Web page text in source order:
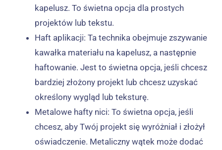
kapelusz. To świetna opcja dla prostych
projektów lub tekstu.
Haft aplikacji: Ta technika obejmuje zszywanie
kawałka materiału na kapelusz, a następnie
haftowanie. Jest to świetna opcja, jeśli chcesz
bardziej złożony projekt lub chcesz uzyskać
określony wygląd lub teksturę.
Metalowe hafty nici: To świetna opcja, jeśli
chcesz, aby Twój projekt się wyróżniał i złożył
oświadczenie. Metaliczny wątek może dodać